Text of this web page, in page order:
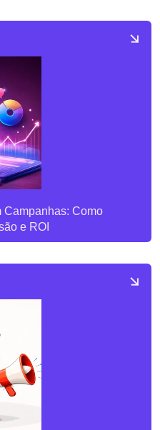
Campanhas: Como
e ROI